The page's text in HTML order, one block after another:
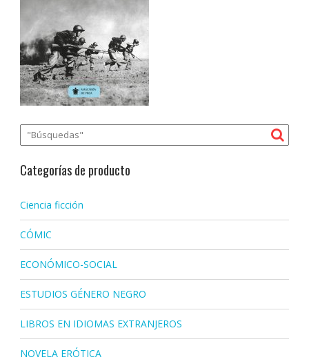
Categorías de producto
Ciencia ficción
CÓMIC
ECONÓMICO-SOCIAL
ESTUDIOS GÉNERO NEGRO
LIBROS EN IDIOMAS EXTRANJEROS
NOVELA ERÓTICA